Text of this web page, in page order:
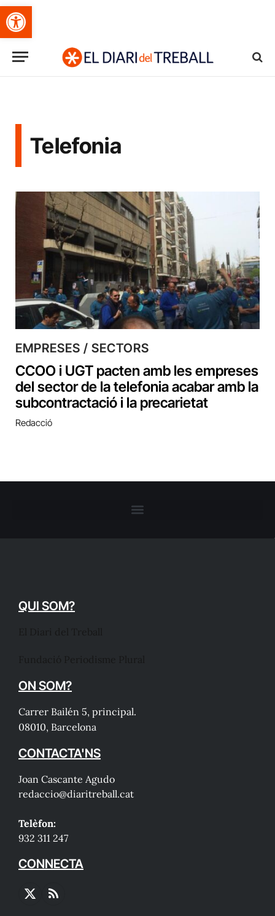
Obre la barra d'eines
Telefonia
EMPRESES / SECTORS
CCOO i UGT pacten amb les empreses
del sector de la telefonia acabar amb la
subcontractació i la precarietat
Redacció
QUI SOM?
ON SOM?
Carrer Bailén 5, principal.
08010, Barcelona
CONTACTA'NS
Joan Cascante Agudo
redaccio@diaritreball.cat
Telèfon:
932 311 247
CONNECTA
X
RSS